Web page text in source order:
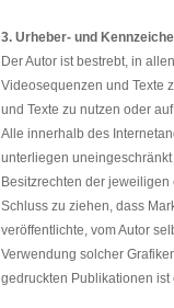
3. Urheber- und
Der Autor ist bestrebt, in
Videosequenzen und Texte
und Texte zu nutzen oder
Alle innerhalb des
unterliegen
Besitzrechten der
Schluss zu ziehen, dass
veröffentlichte, vom Autor
Verwendung solcher
gedruckten Publikationen ist